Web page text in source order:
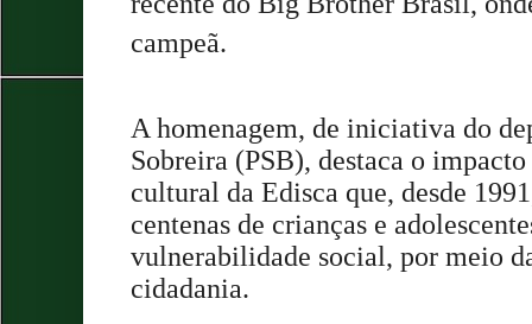
campeã.
A homenagem, de iniciativa do
Sobreira (PSB), destaca o
cultural da Edisca que, desde
centenas de crianças e
vulnerabilidade social, por meio
cidadania.